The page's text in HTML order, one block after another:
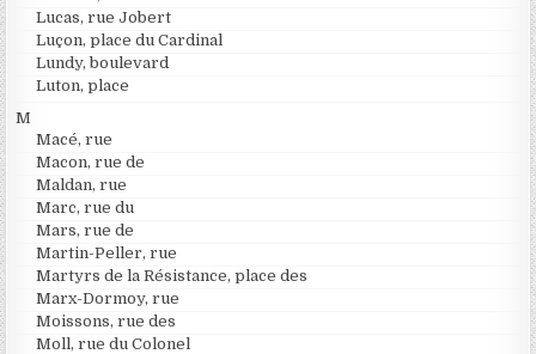
Lucas, rue Jobert
Luçon, place du Cardinal
Lundy, boulevard
Luton, place
M
Macé, rue
Macon, rue de
Maldan, rue
Marc, rue du
Mars, rue de
Martin-Peller, rue
Martyrs de la Résistance, place des
Marx-Dormoy, rue
Moissons, rue des
Moll, rue du Colonel